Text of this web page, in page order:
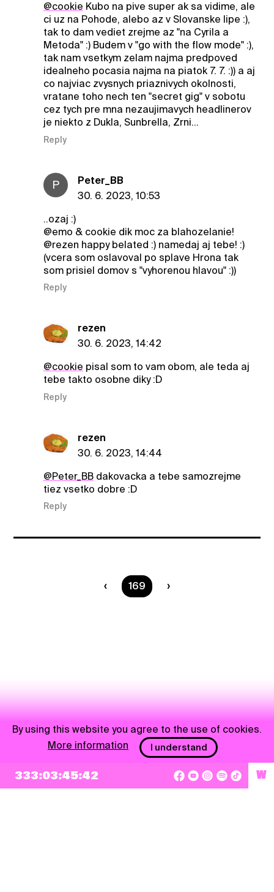
@cookie Kubo na pive super ak sa vidime, ale
ci uz na Pohode, alebo az v Slovanske lipe :),
tak to dam vediet zrejme az "na Cyrila a
Metoda" :) Budem v "go with the flow mode" :),
tak nam vsetkym zelam najma predpoved
idealneho pocasia najma na piatok 7. 7. :)) a aj
co najviac zvysnych priaznivych okolnosti,
vratane toho nech ten "secret gig" v sobotu
cez tych pre mna nezaujimavych headlinerov
je niekto z Dukla, Sunbrella, Zrni...
Reply
P
Peter_BB
30. 6. 2023, 10:53
..ozaj :)
@emo & cookie dik moc za blahozelanie!
@rezen happy belated :) namedaj aj tebe! :)
(vcera som oslavoval po splave Hrona tak
som prisiel domov s "vyhorenou hlavou" :))
Reply
rezen
30. 6. 2023, 14:42
@cookie pisal som to vam obom, ale teda aj
tebe takto osobne diky :D
Reply
rezen
30. 6. 2023, 14:44
@Peter_BBdakovacka a tebe samozrejme
tiez vsetko dobre :D
Reply
You are on page
169
NEWSLETTER
333:03:45:41 W
By using this website you agree to the use of cookies.
More information
I understand